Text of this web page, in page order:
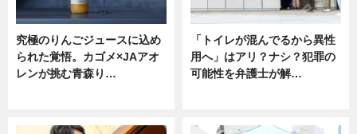
究極のりんごジュースに込め
られた覚悟。カゴメ×JAアオ
レンが挑む青森り…
「トイレが混んでるから異性
用へ」はアリ？ナシ？犯罪の
可能性を弁護士が解…